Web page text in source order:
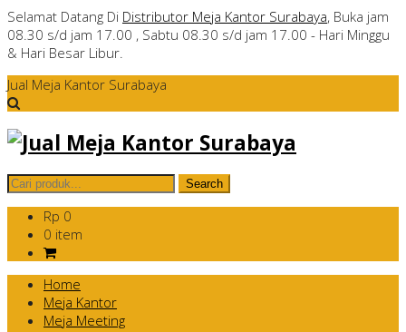
Selamat Datang Di Distributor Meja Kantor Surabaya, Buka jam
08.30 s/d jam 17.00 , Sabtu 08.30 s/d jam 17.00 - Hari Minggu
& Hari Besar Libur.
Jual Meja Kantor Surabaya
Rp 0
0 item
Home
Meja Kantor
Meja Meeting